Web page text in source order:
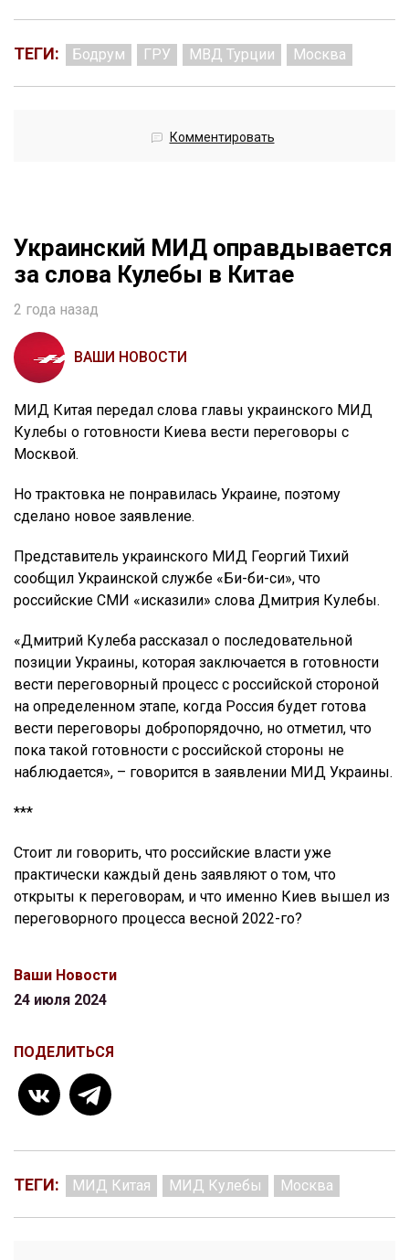
ТЕГИ: Бодрум ГРУ МВД Турции Москва
Комментировать
Украинский МИД оправдывается
за слова Кулебы в Китае
2 года назад
ВАШИ НОВОСТИ
МИД Китая передал слова главы украинского МИД
Кулебы о готовности Киева вести переговоры с
Москвой.
Но трактовка не понравилась Украине, поэтому
сделано новое заявление.
Представитель украинского МИД Георгий Тихий
сообщил Украинской службе «Би-би-си», что
российские СМИ «исказили» слова Дмитрия Кулебы.
«Дмитрий Кулеба рассказал о последовательной
позиции Украины, которая заключается в готовности
вести переговорный процесс с российской стороной
на определенном этапе, когда Россия будет готова
вести переговоры добропорядочно, но отметил, что
пока такой готовности с российской стороны не
наблюдается», – говорится в заявлении МИД Украины.
***
Стоит ли говорить, что российские власти уже
практически каждый день заявляют о том, что
открыты к переговорам, и что именно Киев вышел из
переговорного процесса весной 2022-го?
Ваши Новости
24 июля 2024
ПОДЕЛИТЬСЯ
ТЕГИ: МИД Китая МИД Кулебы Москва